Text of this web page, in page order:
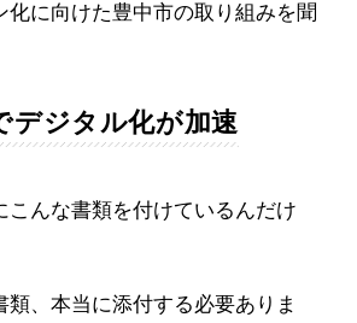
化に向けた豊中市の取り組みを聞
デジタル化が加速
こんな書類を付けているんだけ
類、本当に添付する必要ありま